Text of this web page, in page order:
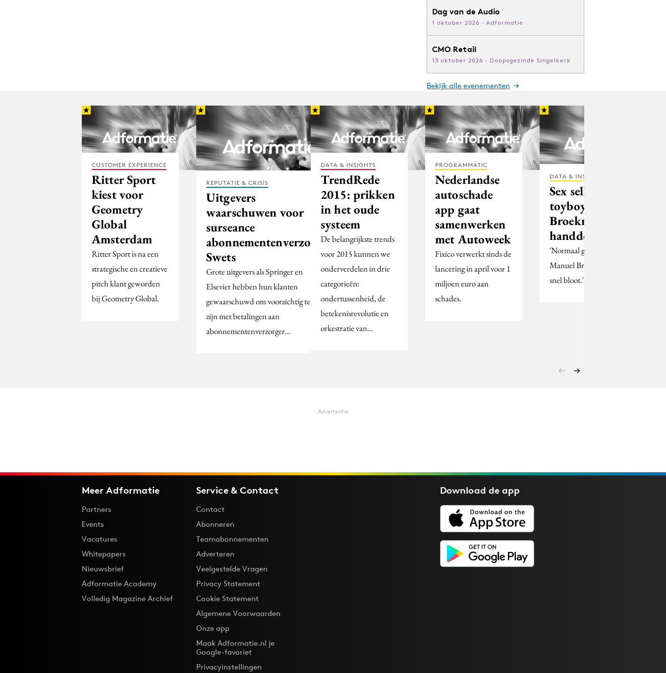
Dag van de Audio
1 oktober 2026 · Adformatie
CMO Retail
13 oktober 2026 · Doopsgezinde Singelkerk
Bekijk alle evenementen
CUSTOMER EXPERIENCE
Ritter Sport
kiest voor
Geometry
Global
Amsterdam
Ritter Sport is na een
strategische en creatieve
pitch klant geworden
bij Geometry Global.
REPUTATIE & CRISIS
Uitgevers
waarschuwen voor
surseance
abonnementenverzorger
Swets
Grote uitgevers als Springer en
Elsevier hebben hun klanten
gewaarschuwd om voorzichtig te
zijn met betalingen aan
abonnementenverzorger…
DATA & INSIGHTS
TrendRede
2015: prikken
in het oude
systeem
De belangrijkste trends
voor 2015 kunnen we
onderverdelen in drie
categorieën:
ondertussenheid, de
betekenisrevolutie en
orkestratie van…
PROGRAMMATIC
Nederlandse
autoschade
app gaat
samenwerken
met Autoweek
Fixico verwerkt sinds de
lancering in april voor 1
miljoen euro aan
schades.
DATA & INSIGHTS
Sex sells: Etos zet
toyboy Manuel
Broekman in voor
handdoekenspaaractie
'Normaal gesproken geeft
Manuel Broekman zich niet zo
snel bloot.'
Advertentie
Meer Adformatie
Partners
Events
Vacatures
Whitepapers
Nieuwsbrief
Adformatie Academy
Volledig Magazine Archief
Service & Contact
Contact
Abonneren
Teamabonnementen
Adverteren
Veelgestelde Vragen
Privacy Statement
Cookie Statement
Algemene Voorwaarden
Onze app
Maak Adformatie.nl je
Google-favoriet
Privacyinstellingen
Download deapp